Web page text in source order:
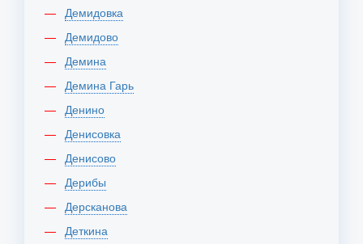
Демидовка
Демидово
Демина
Демина Гарь
Денино
Денисовка
Денисово
Дерибы
Дерсканова
Деткина